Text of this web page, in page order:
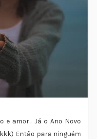
amor... Já o Ano Novo
Então para ninguém